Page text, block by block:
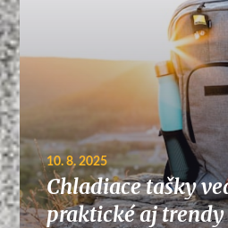
10. 8. 2025
Chladiace tašky
praktické aj trendy